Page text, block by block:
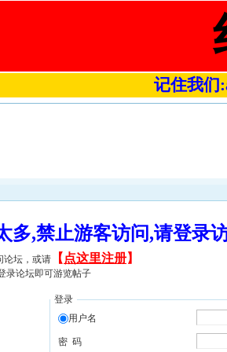
记住我们
多,禁止游客访问,请登
论坛，或请 【 点这里注册】
录论坛即可游览帖子
登录
用户名
密 码